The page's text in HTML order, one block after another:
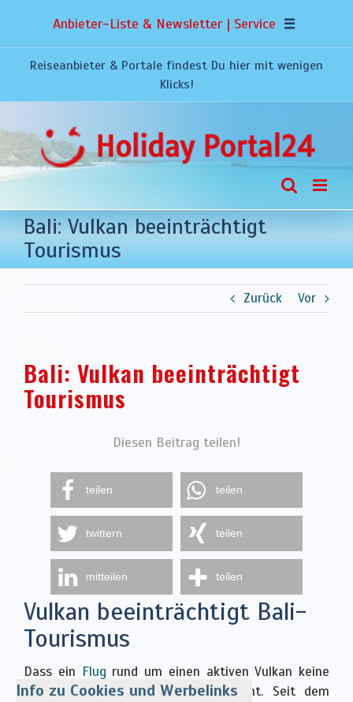
springen
Anbieter-Liste & Newsletter | Service
Reiseanbieter & Portale findest Du hier mit wenigen
Klicks!
Bali: Vulkan beeinträchtigt
Tourismus
Zurück Vor
Bali: Vulkan beeinträchtigt
Tourismus
Diesen Beitrag teilen!
teilen teilen
twittern teilen
mitteilen teilen
Vulkan beeinträchtigt Bali-
Tourismus
Dass ein Flug rund um einen aktiven Vulkan keine
gute Idee ist, ist hinlänglich bekannt. Seit dem
Info zu Cookies und Werbelinks